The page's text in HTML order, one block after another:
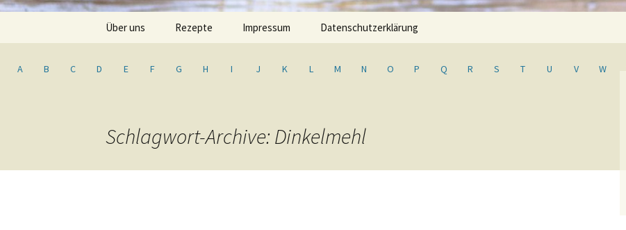
Springe
Über uns Rezepte Impressum Datenschutzerklärung
A B C D E F G H I J K L M N O P Q R S T U V W
Schlagwort-Archive: Dinkelmehl